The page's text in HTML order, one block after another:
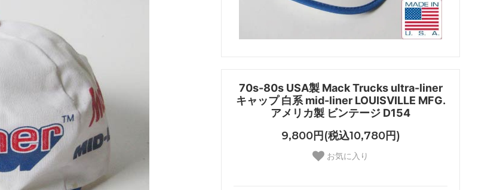
70s-80s USA製 Mack Trucks ultra-liner
キャップ 白系 mid-liner LOUISVILLE MFG.
アメリカ製 ビンテージ D154
9,800円(税込10,780円)
お気に入り